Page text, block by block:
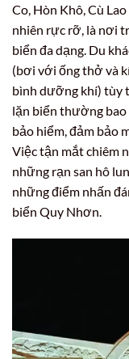
Co, Hòn Khô, Cù
nhiên rực rỡ, là nơi
biển đa dạng. Du
(bơi với ống thở và
bình dưỡng khí) tùy
lặn biển thường bao
bảo hiểm, đảm bảo
Việc tận mắt chiêm
những rạn san hô
những điểm nhấn
biển Quy Nhơn.